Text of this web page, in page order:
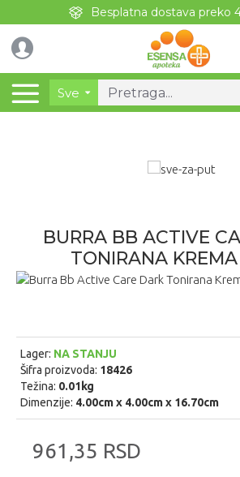
Besplatna dostava preko
Sve
BURRA BB ACTIVE
TONIRANA
961,35 RSD
Lager: NA STANJU
Šifra proizvoda: 18426
Težina: 0.01kg
Dimenzije: 4.00cm x 4.00cm x 16.70cm